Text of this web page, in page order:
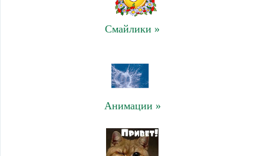
Смайлики »
Анимации »